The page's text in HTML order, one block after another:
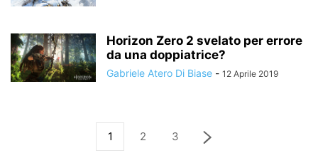
Horizon Zero 2 svelato per errore
da una doppiatrice?
Gabriele Atero Di Biase - 12 Aprile 2019
1 2 3